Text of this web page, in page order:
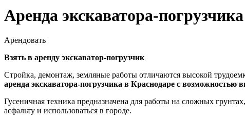
Аренда экскаватора-погрузчика
Арендовать
Взять в аренду экскаватор-погрузчик
Стройка, демонтаж, земляные работы отличаются высокой
аренда экскаватора-погрузчика в Краснодаре с возможностью
Гусеничная техника предназначена для работы на сложных
асфальту и использоваться в городе.